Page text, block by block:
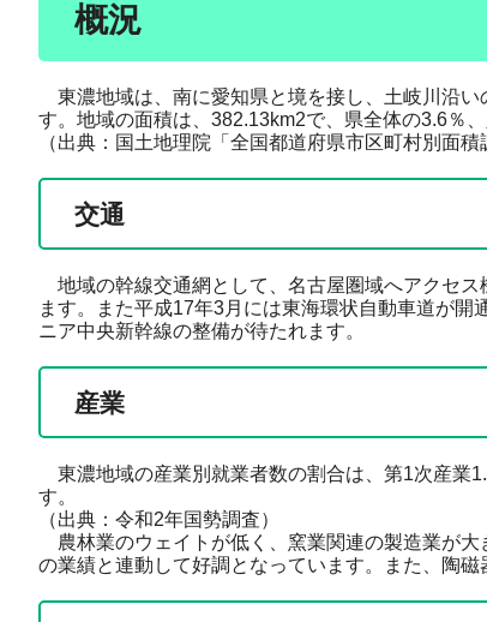
概況
東濃地域は、南に愛知県と境を接し、土岐川沿い
す。地域の面積は、382.13km2で、県全体の3.6％
（出典：国土地理院「全国都道府県市区町村別面
交通
地域の幹線交通網として、名古屋圏域へアクセ
ます。また平成17年3月には東海環状自動車道が
ニア中央新幹線の整備が待たれます。
産業
東濃地域の産業別就業者数の割合は、第1次産業
す。
（出典：令和2年国勢調査）
農林業のウェイトが低く、窯業関連の製造業が
の業績と連動して好調となっています。また、陶